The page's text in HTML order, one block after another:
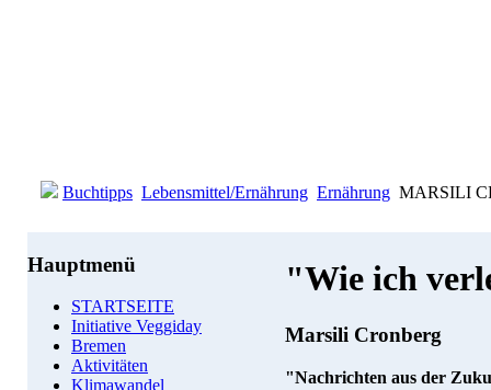
Buchtipps Lebensmittel/Ernährung Ernährung MARSILI
Hauptmenü
STARTSEITE
Initiative Veggiday
Bremen
Aktivitäten
Klimawandel
"Wie ich
Marsili Cronberg
"Nachrichten aus der